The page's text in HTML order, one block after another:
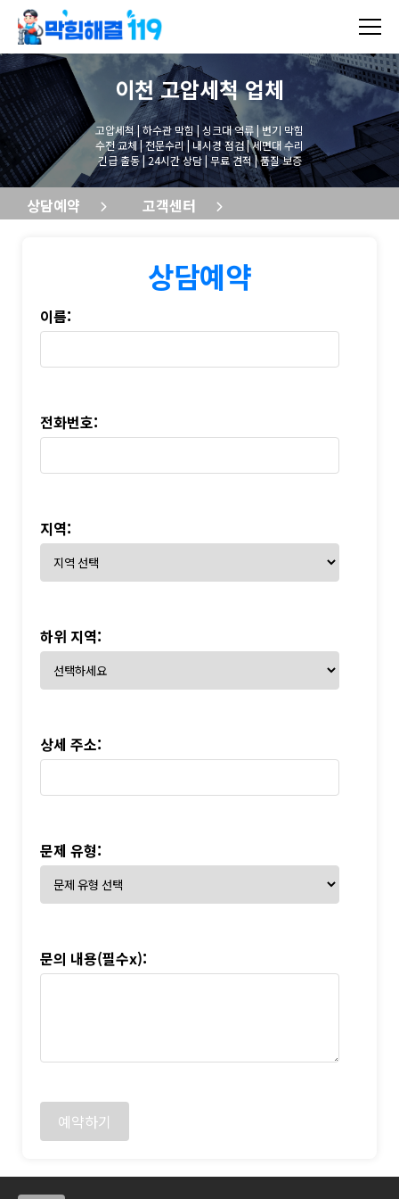
이천 고압세척업체
고압세척 | 하수관 막힘 | 싱크대 역류 | 변기 막힘
수전 교체 | 전문수리 | 내시경 점검 | 세면대 수리
긴급 출동 | 24시간 상담 | 무료 견적 | 품질 보증
상담예약 고객센터
상담예약
이름:
전화번호:
지역:
하위 지역:
상세 주소:
문제 유형:
문의 내용(필수x):